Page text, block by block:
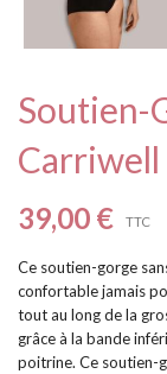
Soutien-
Carriwell
39,00 € TTC
Ce soutien-gorge
confortable jamais
tout au long de la
grâce à la bande
poitrine. Ce soutien-